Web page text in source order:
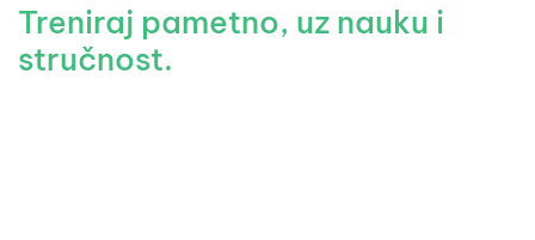
Treniraj pametno, uz nauku i
stručnost.